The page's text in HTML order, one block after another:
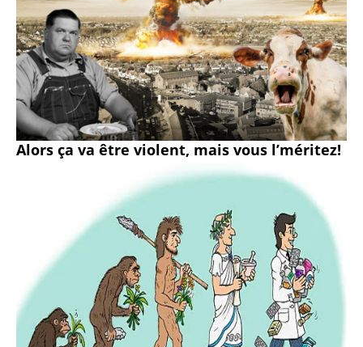
Alors ça va être violent, mais vous l’méritez!